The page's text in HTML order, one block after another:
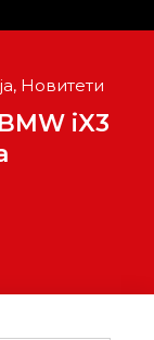
, Новитети
iX3